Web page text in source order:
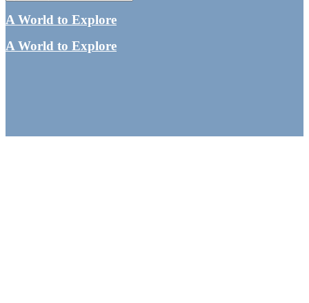
A World to Explore
A World to Explore